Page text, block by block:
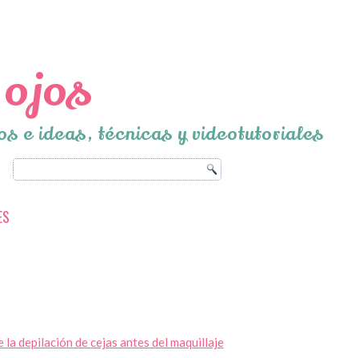
e ideas, técnicas y videotutoriales
la depilación de cejas antes del maquillaje